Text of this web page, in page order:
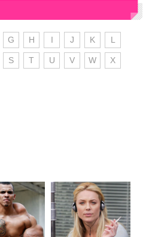
G H I J K L
S T U V W X